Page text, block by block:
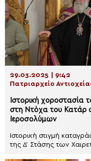
29.03.2025 | 9:42
Πατριαρχείο
Ιστορική χοροστασία
στη Ντόχα του Κατάρ
Ιεροσολύμων
Ιστορική στιγμή
της Δ’ Στάσης των